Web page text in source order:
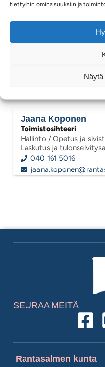
tiettyihin ominaisuuksiin ja
Näytä
Esiopetus
Perhepäivähoito
Jaana Koponen
Toimistosihteeri
Hallinto / Opetus ja
Laskutus ja
040 161 5016
Rantasalmen kunta
SEURAA MEITÄ